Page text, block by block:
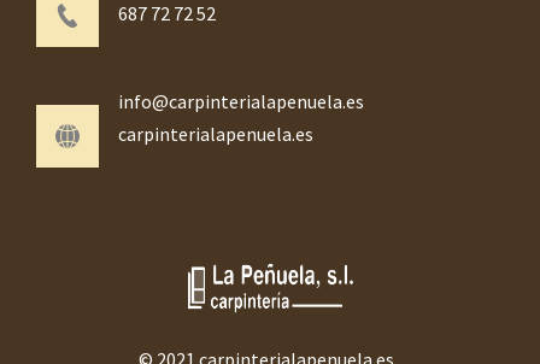
687 72 72 52
info@carpinterialapenuela.es
carpinterialapenuela.es